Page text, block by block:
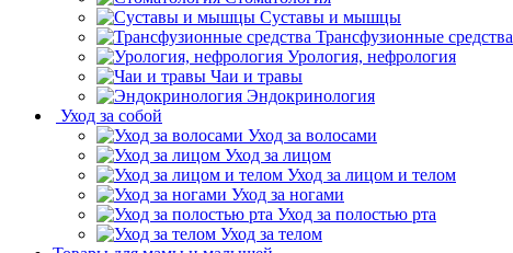
Суставы и мышцы
Трансфузионные средства
Урология, нефрология
Чаи и травы
Эндокринология
Уход за собой
Уход за волосами
Уход за лицом
Уход за лицом и телом
Уход за ногами
Уход за полостью рта
Уход за телом